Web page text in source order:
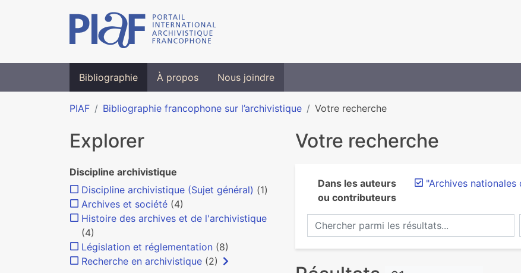
Bibliographie À propos Nous joindre
PIAF Bibliographie francophone sur l’archivistique Votre recherche
Votre recherche
Dans les auteurs
ou contributeurs
"Archives nationales
Chercher parmi les résultats...
Explorer
Discipline archivistique
Discipline archivistique (Sujet général) (1)
Archives et société (4)
Histoire des archives et de l'archivistique
(4)
Législation et réglementation (8)
Recherche en archivistique (2)